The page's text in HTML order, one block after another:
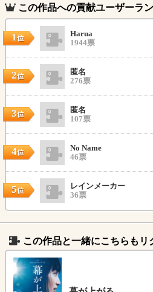
この作品への貢献ユーザーラ
1位
Harua
1944票
2位
匿名
276票
3位
匿名
107票
4位
No Name
46票
5位
レインメーカー
36票
この作品と一緒にこちらもリ